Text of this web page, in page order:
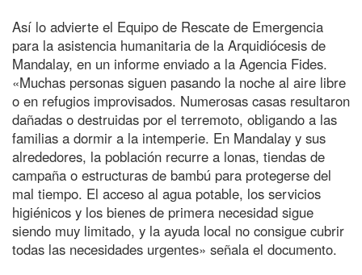
Así lo advierte el Equipo de Rescate de Emergencia
para la asistencia humanitaria de la Arquidiócesis de
Mandalay, en un informe enviado a la Agencia Fides.
«Muchas personas siguen pasando la noche al aire libre
o en refugios improvisados. Numerosas casas resultaron
dañadas o destruidas por el terremoto, obligando a las
familias a dormir a la intemperie. En Mandalay y sus
alrededores, la población recurre a lonas, tiendas de
campaña o estructuras de bambú para protegerse del
mal tiempo. El acceso al agua potable, los servicios
higiénicos y los bienes de primera necesidad sigue
siendo muy limitado, y la ayuda local no consigue cubrir
todas las necesidades urgentes» señala el documento.